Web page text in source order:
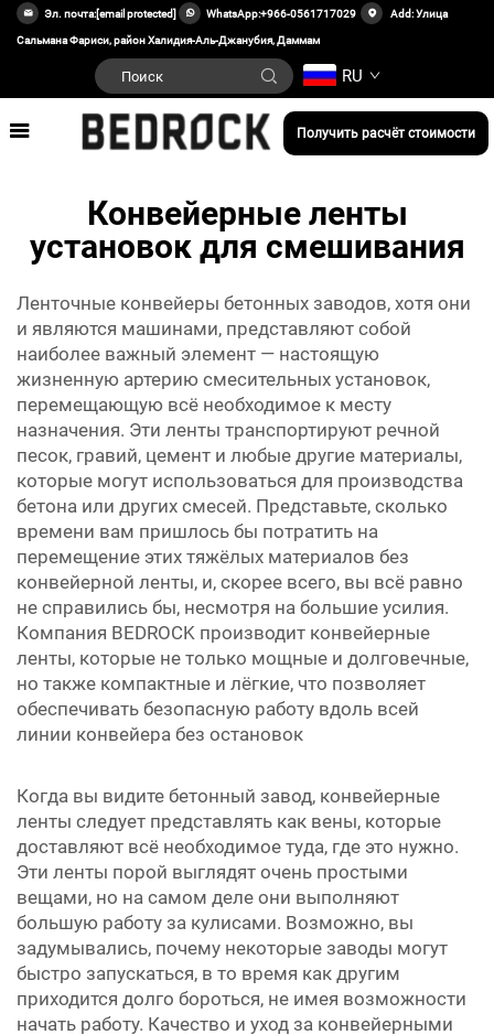
Эл. почта:[email protected] WhatsApp:+966-0561717029 Add: Улица
Сальмана Фариси, район Халидия-Аль-Джанубия, Даммам
RU
Получить расчёт стоимости
Конвейерные ленты
установок для смешивания
Ленточные конвейеры бетонных заводов, хотя они
и являются машинами, представляют собой
наиболее важный элемент — настоящую
жизненную артерию смесительных установок,
перемещающую всё необходимое к месту
назначения. Эти ленты транспортируют речной
песок, гравий, цемент и любые другие материалы,
которые могут использоваться для производства
бетона или других смесей. Представьте, сколько
времени вам пришлось бы потратить на
перемещение этих тяжёлых материалов без
конвейерной ленты, и, скорее всего, вы всё равно
не справились бы, несмотря на большие усилия.
Компания BEDROCK производит конвейерные
ленты, которые не только мощные и долговечные,
но также компактные и лёгкие, что позволяет
обеспечивать безопасную работу вдоль всей
линии конвейера без остановок
Когда вы видите бетонный завод, конвейерные
ленты следует представлять как вены, которые
доставляют всё необходимое туда, где это нужно.
Эти ленты порой выглядят очень простыми
вещами, но на самом деле они выполняют
большую работу за кулисами. Возможно, вы
задумывались, почему некоторые заводы могут
быстро запускаться, в то время как другим
приходится долго бороться, не имея возможности
начать работу. Качество и уход за конвейерными